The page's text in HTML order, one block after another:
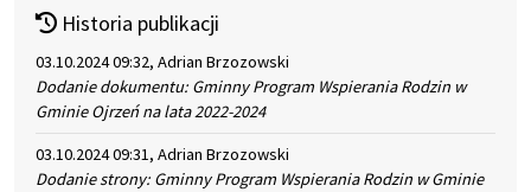
Historia publikacji
03.10.2024 09:32, Adrian Brzozowski
Dodanie dokumentu: Gminny Program Wspierania Rodzin w
Gminie Ojrzeń na lata 2022-2024
03.10.2024 09:31, Adrian Brzozowski
Dodanie strony: Gminny Program Wspierania Rodzin w Gminie